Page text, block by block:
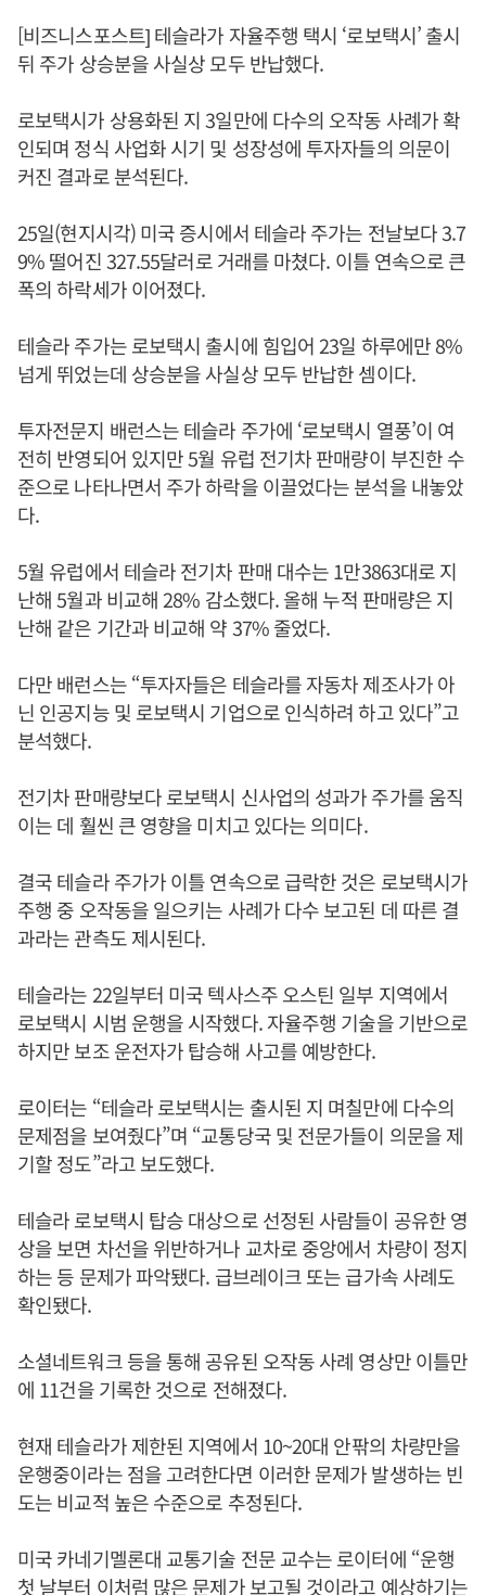
[비즈니스포스트] 테슬라가 자율주행 택시 ‘로보택시’ 출시
뒤 주가 상승분을 사실상 모두 반납했다.
로보택시가 상용화된 지 3일만에 다수의 오작동 사례가 확
인되며 정식 사업화 시기 및 성장성에 투자자들의 의문이
커진 결과로 분석된다.
25일(현지시각) 미국 증시에서 테슬라 주가는 전날보다 3.7
9% 떨어진 327.55달러로 거래를 마쳤다. 이틀 연속으로 큰
폭의 하락세가 이어졌다.
테슬라 주가는 로보택시 출시에 힘입어 23일 하루에만 8%
넘게 뛰었는데 상승분을 사실상 모두 반납한 셈이다.
투자전문지 배런스는 테슬라 주가에 ‘로보택시 열풍’이 여
전히 반영되어 있지만 5월 유럽 전기차 판매량이 부진한 수
준으로 나타나면서 주가 하락을 이끌었다는 분석을 내놓았
다.
5월 유럽에서 테슬라 전기차 판매 대수는 1만3863대로 지
난해 5월과 비교해 28% 감소했다. 올해 누적 판매량은 지
난해 같은 기간과 비교해 약 37% 줄었다.
다만 배런스는 “투자자들은 테슬라를 자동차 제조사가 아
닌 인공지능 및 로보택시 기업으로 인식하려 하고 있다”고
분석했다.
전기차 판매량보다 로보택시 신사업의 성과가 주가를 움직
이는 데 훨씬 큰 영향을 미치고 있다는 의미다.
결국 테슬라 주가가 이틀 연속으로 급락한 것은 로보택시가
주행 중 오작동을 일으키는 사례가 다수 보고된 데 따른 결
과라는 관측도 제시된다.
테슬라는 22일부터 미국 텍사스주 오스틴 일부 지역에서
로보택시 시범 운행을 시작했다. 자율주행 기술을 기반으로
하지만 보조 운전자가 탑승해 사고를 예방한다.
로이터는 “테슬라 로보택시는 출시된 지 며칠만에 다수의
문제점을 보여줬다”며 “교통당국 및 전문가들이 의문을 제
기할 정도”라고 보도했다.
테슬라 로보택시 탑승 대상으로 선정된 사람들이 공유한 영
상을 보면 차선을 위반하거나 교차로 중앙에서 차량이 정지
하는 등 문제가 파악됐다. 급브레이크 또는 급가속 사례도
확인됐다.
소셜네트워크 등을 통해 공유된 오작동 사례 영상만 이틀만
에 11건을 기록한 것으로 전해졌다.
현재 테슬라가 제한된 지역에서 10~20대 안팎의 차량만을
운행중이라는 점을 고려한다면 이러한 문제가 발생하는 빈
도는 비교적 높은 수준으로 추정된다.
미국 카네기멜론대 교통기술 전문 교수는 로이터에 “운행
첫 날부터 이처럼 많은 문제가 보고될 것이라고 예상하기는